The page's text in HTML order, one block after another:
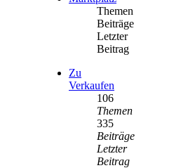
Themen
Beiträge
Letzter
Beitrag
Zu
Verkaufen
106
Themen
335
Beiträge
Letzter
Beitrag